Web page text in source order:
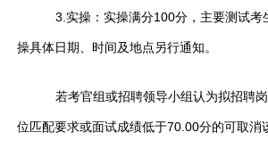
3.实操：实操满分100分，主要测试考
操具体日期、时间及地点另行通知。
若考官组或招聘领导小组认为拟招聘
位匹配要求或面试成绩低于70.00分的可取消